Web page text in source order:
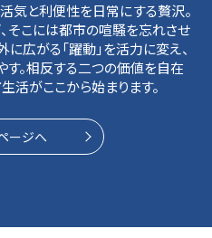
気と利便性を日常にする贅沢。
そこには都市の喧騒を忘れさせ
広がる「躍動」を活力に変え、
す。相反する二つの価値を自在
活がここから始まります。
ージへ